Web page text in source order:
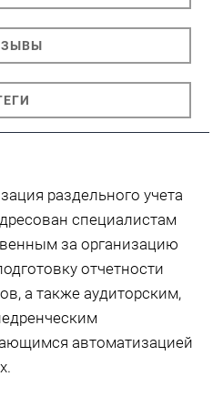
раздельного учета
специалистам
за организацию
отчетности
а также аудиторским,
автоматизацией